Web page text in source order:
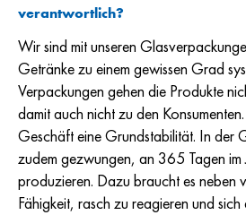
verantwortlich?
Wir sind mit unseren
Getränke zu einem gewissen Grad
Verpackungen gehen die Produkte
damit auch nicht zu den
Geschäft eine Grundstabilität. In der
zudem gezwungen, an 365 Tagen im
produzieren. Dazu braucht es neben
Fähigkeit, rasch zu reagieren und